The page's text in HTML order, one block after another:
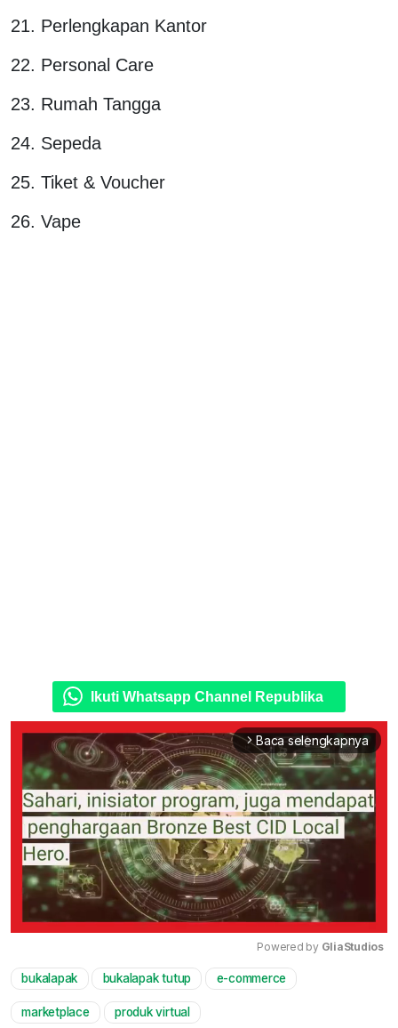
21. Perlengkapan Kantor
22. Personal Care
23. Rumah Tangga
24. Sepeda
25. Tiket & Voucher
26. Vape
Ikuti Whatsapp Channel Republika
arrow_forward_ios Baca selengkapnya
Powered by GliaStudios
bukalapak bukalapak tutup e-commerce
marketplace produk virtual